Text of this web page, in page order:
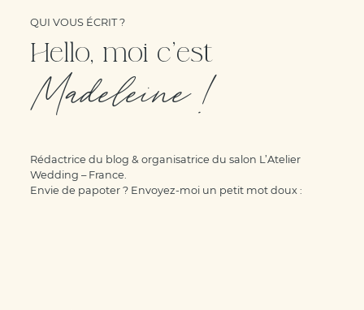
QUI VOUS ÉCRIT ?
Hello, moi c'est
Madeleine !
Rédactrice du blog & organisatrice du salon L’Atelier
Wedding – France.
Envie de papoter ? Envoyez-moi un petit mot doux :